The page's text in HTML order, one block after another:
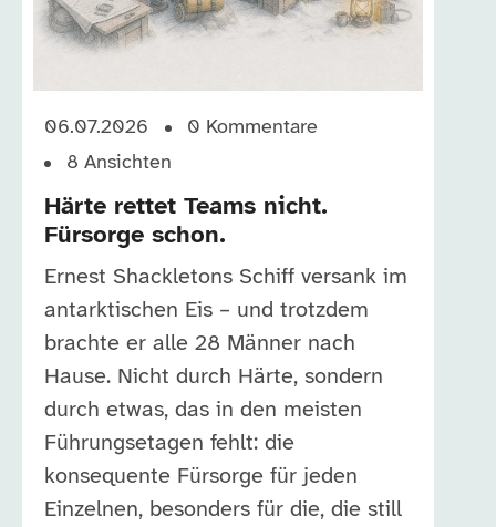
06.07.2026 0 Kommentare
8 Ansichten
Härte rettet Teams nicht.
Fürsorge schon.
Ernest Shackletons Schiff versank im
antarktischen Eis – und trotzdem
brachte er alle 28 Männer nach
Hause. Nicht durch Härte, sondern
durch etwas, das in den meisten
Führungsetagen fehlt: die
konsequente Fürsorge für jeden
Einzelnen, besonders für die, die still